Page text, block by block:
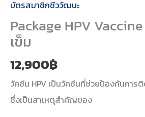
บัตรสมาชิกชีววัฒนะ
Package HPV
เข็ม
12,900฿
วัคซีน HPV เป็นวัคซีนที่ช่วยป้องกันการติ
ซึ่งเป็นสาเหตุสำคัญของ